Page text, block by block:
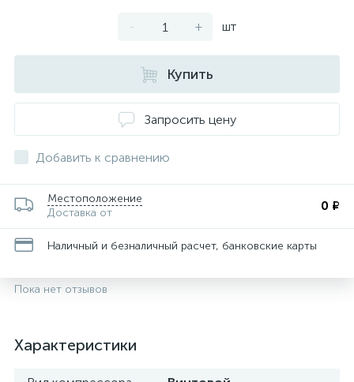
- + шт
Купить
Запросить цену
Добавить к сравнению
Местоположение
Доставка от
0 ₽
Наличный и безналичный расчет, банковские карты
Пока нет отзывов
Характеристики